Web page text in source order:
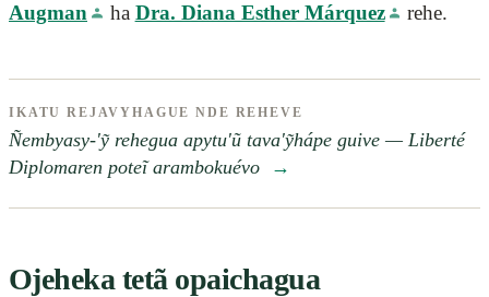
Augman
ha Dra. Diana Esther Márquez rehe.
IKATU REJAVYHAGUE NDE REHEVE
Ñembyasy-'ỹ rehegua apytu'ũ tava'ỹhápe guive — Liberté
Diplomaren poteĩ arambokuévo
→
Ojeheka tetã opaichagua